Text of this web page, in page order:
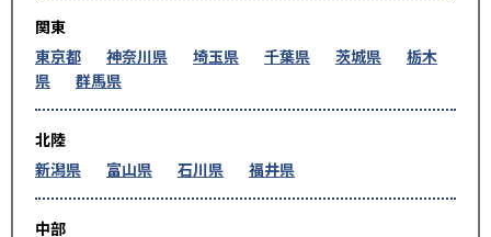
関東
東京都
神奈川県 埼玉県 千葉県 茨城県
栃木
県
群馬県
北陸
新潟県
富山県 石川県 福井県
中部